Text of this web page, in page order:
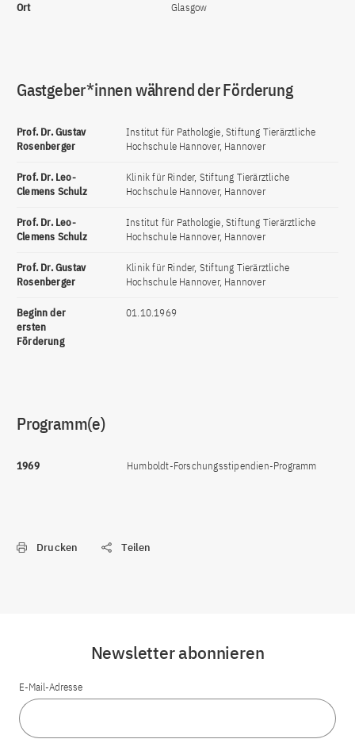
Ort Glasgow
Gastgeber*innen während der Förderung
Prof. Dr. Gustav
Rosenberger
Institut für Pathologie, Stiftung Tierärztliche
Hochschule Hannover, Hannover
Prof. Dr. Leo-
Clemens Schulz
Klinik für Rinder, Stiftung Tierärztliche
Hochschule Hannover, Hannover
Prof. Dr. Leo-
Clemens Schulz
Institut für Pathologie, Stiftung Tierärztliche
Hochschule Hannover, Hannover
Prof. Dr. Gustav
Rosenberger
Klinik für Rinder, Stiftung Tierärztliche
Hochschule Hannover, Hannover
Beginn der
ersten
Förderung
01.10.1969
Programm(e)
1969 Humboldt-Forschungsstipendien-Programm
Drucken Teilen
Newsletter abonnieren
E-Mail-Adresse